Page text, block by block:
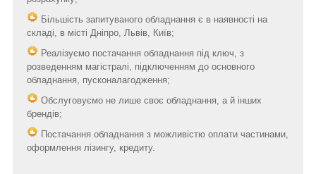
Більшість запитуваного обладнання є в наявності на
складі, в місті Дніпро, Львів, Київ;
Реалізуємо постачання обладнання під ключ, з
розведенням магістралі, підключенням до основного
обладнання, пусконалагодження;
Обслуговуємо не лише своє обладнання, а й інших
брендів;
Постачання обладнання з можливістю оплати частинами,
оформлення лізингу, кредиту.